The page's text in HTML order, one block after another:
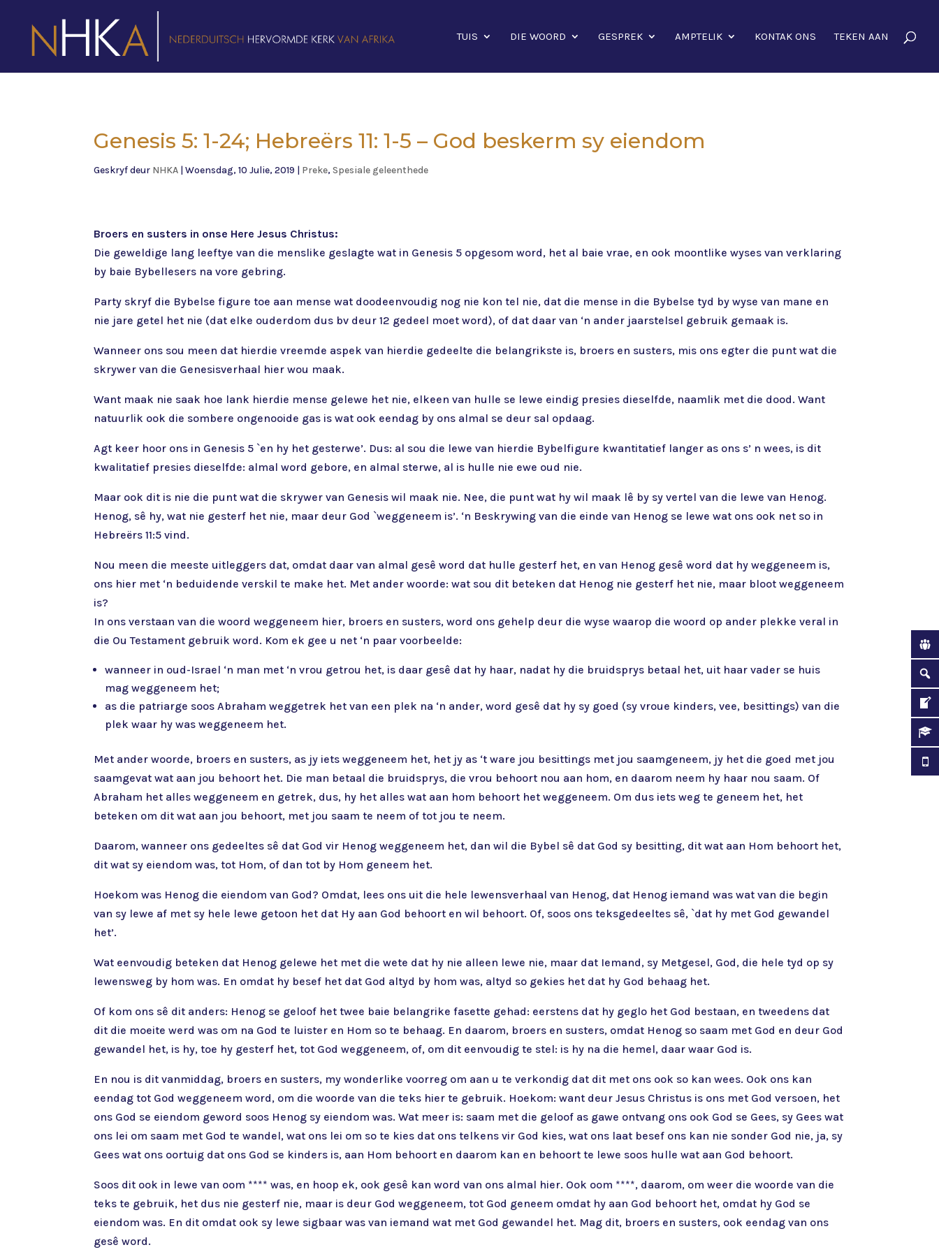
TUIS DIE WOORD GESPREK AMPTELIK KONTAK ONS TEKEN AAN
Genesis 5: 1-24; Hebreërs 11: 1-5 – God beskerm sy eiendom
Geskryf deur NHKA |Woensdag, 10 Julie, 2019 | Preke,Spesiale geleenthede
Broers en susters in onse Here Jesus Christus:
Die geweldige lang leeftye van die menslike geslagte wat in Genesis 5 opgesom word, het al baie vrae, en ook moontlike wyses van verklaring
by baie Bybellesers na vore gebring.
Party skryf die Bybelse figure toe aan mense wat doodeenvoudig nog nie kon tel nie, dat die mense in die Bybelse tyd by wyse van mane en
nie jare getel het nie (dat elke ouderdom dus bv deur 12 gedeel moet word), of dat daar van ‘n ander jaarstelsel gebruik gemaak is.
Wanneer ons sou meen dat hierdie vreemde aspek van hierdie gedeelte die belangrikste is, broers en susters, mis ons egter die punt wat die
skrywer van die Genesisverhaal hier wou maak.
Want maak nie saak hoe lank hierdie mense gelewe het nie, elkeen van hulle se lewe eindig presies dieselfde, naamlik met die dood. Want
natuurlik ook die sombere ongenooide gas is wat ook eendag by ons almal se deur sal opdaag.
Agt keer hoor ons in Genesis 5 `en hy het gesterwe’. Dus: al sou die lewe van hierdie Bybelfigure kwantitatief langer as ons s’ n wees, is dit
kwalitatief presies dieselfde: almal word gebore, en almal sterwe, al is hulle nie ewe oud nie.
Maar ook dit is nie die punt wat die skrywer van Genesis wil maak nie. Nee, die punt wat hy wil maak lê by sy vertel van die lewe van Henog.
Henog, sê hy, wat nie gesterf het nie, maar deur God `weggeneem is’. ‘n Beskrywing van die einde van Henog se lewe wat ons ook net so in
Hebreërs 11:5 vind.
Nou meen die meeste uitleggers dat, omdat daar van almal gesê word dat hulle gesterf het, en van Henog gesê word dat hy weggeneem is,
ons hier met ‘n beduidende verskil te make het. Met ander woorde: wat sou dit beteken dat Henog nie gesterf het nie, maar bloot weggeneem
is?
In ons verstaan van die woord weggeneem hier, broers en susters, word ons gehelp deur die wyse waarop die woord op ander plekke veral in
die Ou Testament gebruik word. Kom ek gee u net ‘n paar voorbeelde:
wanneer in oud-Israel ‘n man met ‘n vrou getrou het, is daar gesê dat hy haar, nadat hy die bruidsprys betaal het, uit haar vader se huis
mag weggeneem het;
as die patriarge soos Abraham weggetrek het van een plek na ‘n ander, word gesê dat hy sy goed (sy vroue kinders, vee, besittings) van die
plek waar hy was weggeneem het.
Met ander woorde, broers en susters, as jy iets weggeneem het, het jy as ‘t ware jou besittings met jou saamgeneem, jy het die goed met jou
saamgevat wat aan jou behoort het. Die man betaal die bruidsprys, die vrou behoort nou aan hom, en daarom neem hy haar nou saam. Of
Abraham het alles weggeneem en getrek, dus, hy het alles wat aan hom behoort het weggeneem. Om dus iets weg te geneem het, het
beteken om dit wat aan jou behoort, met jou saam te neem of tot jou te neem.
Daarom, wanneer ons gedeeltes sê dat God vir Henog weggeneem het, dan wil die Bybel sê dat God sy besitting, dit wat aan Hom behoort het,
dit wat sy eiendom was, tot Hom, of dan tot by Hom geneem het.
Hoekom was Henog die eiendom van God? Omdat, lees ons uit die hele lewensverhaal van Henog, dat Henog iemand was wat van die begin
van sy lewe af met sy hele lewe getoon het dat Hy aan God behoort en wil behoort. Of, soos ons teksgedeeltes sê, `dat hy met God gewandel
het’.
Wat eenvoudig beteken dat Henog gelewe het met die wete dat hy nie alleen lewe nie, maar dat Iemand, sy Metgesel, God, die hele tyd op sy
lewensweg by hom was. En omdat hy besef het dat God altyd by hom was, altyd so gekies het dat hy God behaag het.
Of kom ons sê dit anders: Henog se geloof het twee baie belangrike fasette gehad: eerstens dat hy geglo het God bestaan, en tweedens dat
dit die moeite werd was om na God te luister en Hom so te behaag. En daarom, broers en susters, omdat Henog so saam met God en deur God
gewandel het, is hy, toe hy gesterf het, tot God weggeneem, of, om dit eenvoudig te stel: is hy na die hemel, daar waar God is.
En nou is dit vanmiddag, broers en susters, my wonderlike voorreg om aan u te verkondig dat dit met ons ook so kan wees. Ook ons kan
eendag tot God weggeneem word, om die woorde van die teks hier te gebruik. Hoekom: want deur Jesus Christus is ons met God versoen, het
ons God se eiendom geword soos Henog sy eiendom was. Wat meer is: saam met die geloof as gawe ontvang ons ook God se Gees, sy Gees wat
ons lei om saam met God te wandel, wat ons lei om so te kies dat ons telkens vir God kies, wat ons laat besef ons kan nie sonder God nie, ja, sy
Gees wat ons oortuig dat ons God se kinders is, aan Hom behoort en daarom kan en behoort te lewe soos hulle wat aan God behoort.
Soos dit ook in lewe van oom **** was, en hoop ek, ook gesê kan word van ons almal hier. Ook oom ****, daarom, om weer die woorde van die
teks te gebruik, het dus nie gesterf nie, maar is deur God weggeneem, tot God geneem omdat hy aan God behoort het, omdat hy God se
eiendom was. En dit omdat ook sy lewe sigbaar was van iemand wat met God gewandel het. Mag dit, broers en susters, ook eendag van ons
gesê word.